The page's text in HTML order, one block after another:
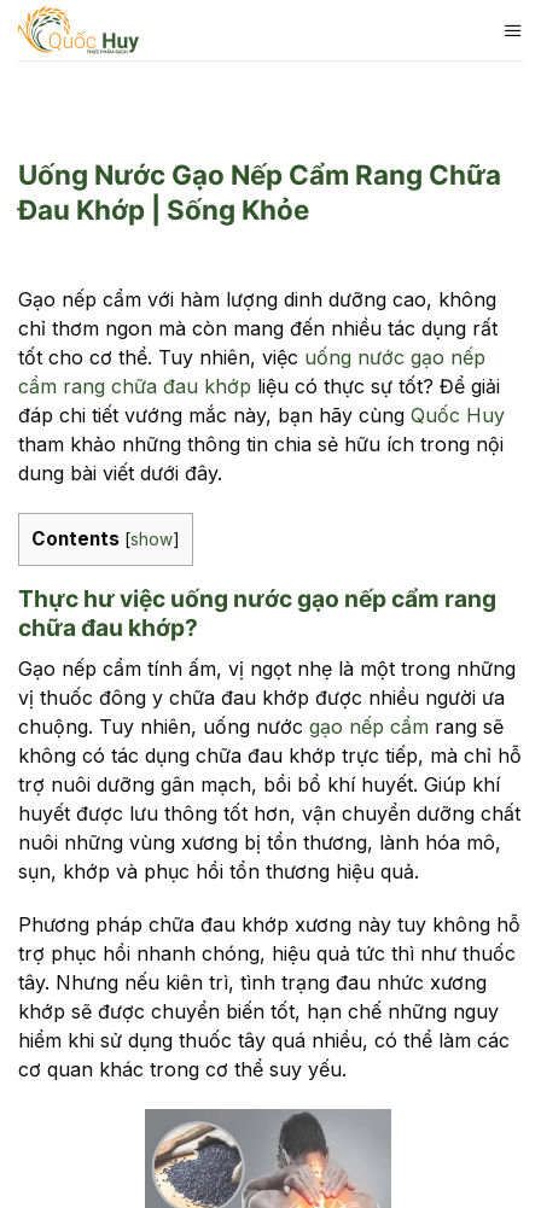
Skip
Uống Nước Gạo Nếp Cẩm Rang Chữa
Đau Khớp | Sống Khỏe
Gạo nếp cẩm với hàm lượng dinh dưỡng cao, không
chỉ thơm ngon mà còn mang đến nhiều tác dụng rất
tốt cho cơ thể. Tuy nhiên, việc uống nước gạo nếp
cẩm rang chữa đau khớp liệu có thực sự tốt? Để giải
đáp chi tiết vướng mắc này, bạn hãy cùng Quốc Huy
tham khảo những thông tin chia sẻ hữu ích trong nội
dung bài viết dưới đây.
Contents [show]
Thực hư việc uống nước gạo nếp cẩm rang
chữa đau khớp?
Gạo nếp cẩm tính ấm, vị ngọt nhẹ là một trong những
vị thuốc đông y chữa đau khớp được nhiều người ưa
chuộng. Tuy nhiên, uống nước gạo nếp cẩm rang sẽ
không có tác dụng chữa đau khớp trực tiếp, mà chỉ hỗ
trợ nuôi dưỡng gân mạch, bồi bổ khí huyết. Giúp khí
huyết được lưu thông tốt hơn, vận chuyển dưỡng chất
nuôi những vùng xương bị tổn thương, lành hóa mô,
sụn, khớp và phục hồi tổn thương hiệu quả.
Phương pháp chữa đau khớp xương này tuy không hỗ
trợ phục hồi nhanh chóng, hiệu quả tức thì như thuốc
tây. Nhưng nếu kiên trì, tình trạng đau nhức xương
khớp sẽ được chuyển biến tốt, hạn chế những nguy
hiểm khi sử dụng thuốc tây quá nhiều, có thể làm các
cơ quan khác trong cơ thể suy yếu.